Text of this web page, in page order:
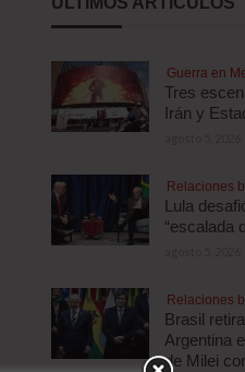
Guerra en
Tres
Irán y
Relaciones
Lula
“escalada
Relaciones
Brasil
Argentina
de Milei